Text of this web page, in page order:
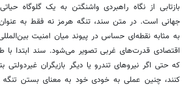
بازتابی از نگاه راهبردی واشنگتن به یک گلوگاه
جهانی است. در متن سند، تنگه هرمز نه فقط به‌ عنوان
به مثابه نقطه‌ای حساس در پیوند میان امنیت
اقتصادی قدرت‌های غربی تصویر می‌شود. سند ابتدا با
که حتی اگر نیروهای تندرو یا دیگر بازیگران
کنند، چنین عملی به خودی خود به معنای بستن تنگه